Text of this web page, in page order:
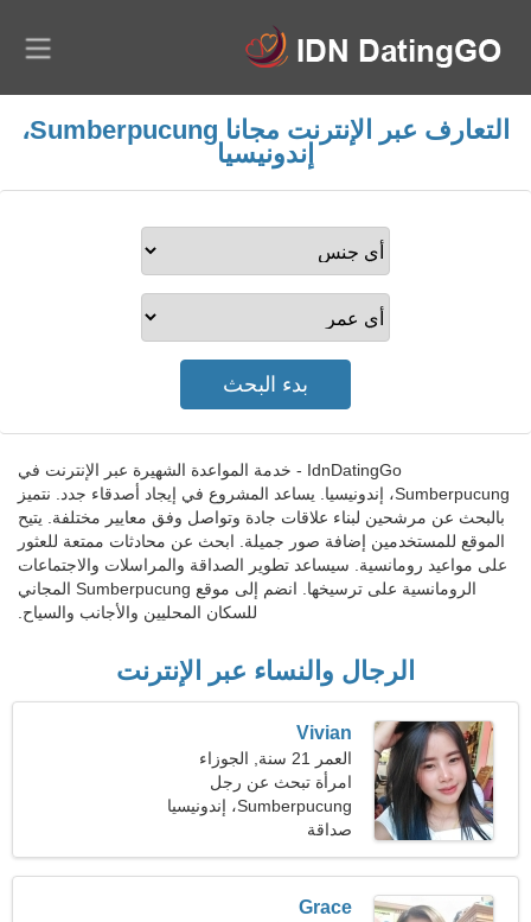
التعارف عبر الإنترنت مجانا Sumberpucung،
إندونيسيا
IdnDatingGo - خدمة المواعدة الشهيرة عبر الإنترنت في
Sumberpucung، إندونيسيا. يساعد المشروع في إيجاد أصدقاء جدد. نتميز
بالبحث عن مرشحين لبناء علاقات جادة وتواصل وفق معايير مختلفة. يتيح
الموقع للمستخدمين إضافة صور جميلة. ابحث عن محادثات ممتعة للعثور
على مواعيد رومانسية. سيساعد تطوير الصداقة والمراسلات والاجتماعات
الرومانسية على ترسيخها. انضم إلى موقع Sumberpucung المجاني
للسكان المحليين والأجانب والسياح.
الرجال والنساء عبر الإنترنت
Vivian
العمر 21 سنة, الجوزاء
امرأة تبحث عن رجل
Sumberpucung، إندونيسيا
صداقة
Grace